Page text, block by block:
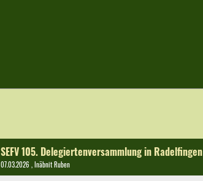
SEFV 105. Delegiertenversammlung in Radelfingen
07.03.2026 , Inäbnit Ruben